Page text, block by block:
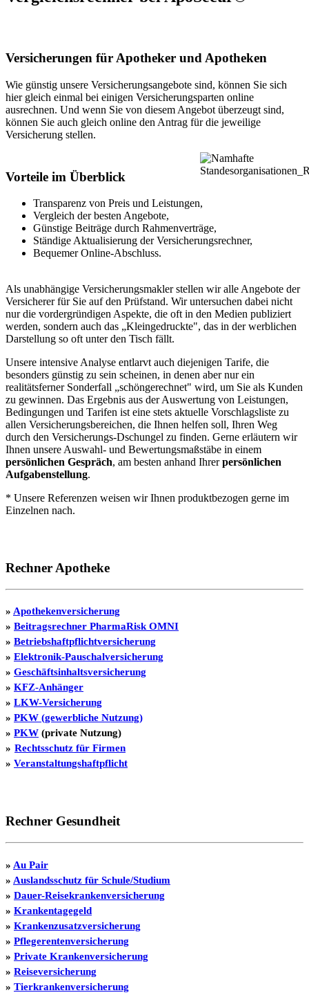
Versicherungen für Apotheker und Apotheken
Wie günstig unsere Versicherungsangebote sind, können Sie sich
hier gleich einmal bei einigen Versicherungsparten online
ausrechnen. Und wenn Sie von diesem Angebot überzeugt sind,
können Sie auch gleich online den Antrag für die jeweilige
Versicherung stellen.
Vorteile im Überblick
Transparenz von Preis und Leistungen,
Vergleich der besten Angebote,
Günstige Beiträge durch Rahmenverträge,
Ständige Aktualisierung der Versicherungsrechner,
Bequemer Online-Abschluss.
Als unabhängige Versicherungsmakler stellen wir alle Angebote der
Versicherer für Sie auf den Prüfstand. Wir untersuchen dabei nicht
nur die vordergründigen Aspekte, die oft in den Medien publiziert
werden, sondern auch das „Kleingedruckte", das in der werblichen
Darstellung so oft unter den Tisch fällt.
Unsere intensive Analyse entlarvt auch diejenigen Tarife, die
besonders günstig zu sein scheinen, in denen aber nur ein
realitätsferner Sonderfall „schöngerechnet" wird, um Sie als Kunden
zu gewinnen. Das Ergebnis aus der Auswertung von Leistungen,
Bedingungen und Tarifen ist eine stets aktuelle Vorschlagsliste zu
allen Versicherungsbereichen, die Ihnen helfen soll, Ihren Weg
durch den Versicherungs-Dschungel zu finden. Gerne erläutern wir
Ihnen unsere Auswahl- und Bewertungsmaßstäbe in einem
persönlichen Gespräch, am besten anhand Ihrerpersönlichen
Aufgabenstellung.
* Unsere Referenzen weisen wir Ihnen produktbezogen gerne im
Einzelnen nach.
Rechner Apotheke
» Apothekenversicherung
» Beitragsrechner PharmaRisk OMNI
» Betriebshaftpflichtversicherung
» Elektronik-Pauschalversicherung
» Geschäftsinhaltsversicherung
» KFZ-Anhänger
» LKW-Versicherung
» PKW (gewerbliche Nutzung)
» PKW (private Nutzung)
» Rechtsschutz für Firmen
» Veranstaltungshaftpflicht
Rechner Gesundheit
» Au Pair
» Auslandsschutz für Schule/Studium
» Dauer-Reisekrankenversicherung
» Krankentagegeld
» Krankenzusatzversicherung
» Pflegerentenversicherung
» Private Krankenversicherung
» Reiseversicherung
» Tierkrankenversicherung